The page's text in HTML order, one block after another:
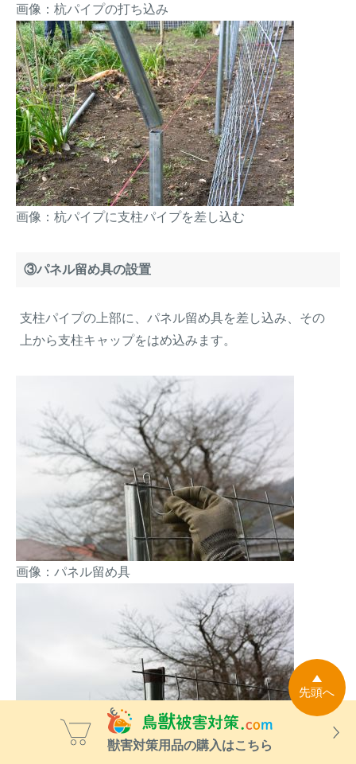
画像：杭パイプの打ち込み
画像：杭パイプに支柱パイプを差し込む
③パネル留め具の設置
支柱パイプの上部に、パネル留め具を差し込み、その
上から支柱キャップをはめ込みます。
画像：パネル留め具
獣害対策用品の購入はこちら
先頭へ